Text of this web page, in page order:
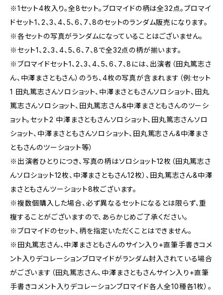
※1セット4枚入り。全8セット。ブロマイドの柄は全32点。ブロマイ
ドセット1、2、3、4、5、6、7、8のセットのランダム販売になります。
※各セットの写真がランダムになっていることはございません。
※セット1、2、3、4、5、6、7、8で全32点の柄が揃います。
※ブロマイドセット1、2、3、4、5、6、7、8には、出演者（田丸篤志さ
ん、中澤まさともさん）のうち、4枚の写真が含まれます（例:セット
1 田丸篤志さんソロショット、中澤まさともさんソロショット、田丸
篤志さんソロショット、田丸篤志さん&中澤まさともさんのツーシ
ョット。セット2 中澤まさともさんソロショット、田丸篤志さんソロ
ショット、中澤まさともさんソロショット、田丸篤志さん&中澤まさ
ともさんのツーショット等）
※出演者ひとりにつき、写真の柄はソロショット12枚（田丸篤志さ
んソロショット12枚、中澤まさともさん12枚）、田丸篤志さん&中澤
まさともさんツーショット8枚ございます。
※複数個購入した場合、必ず異なるセットになるとは限らず、重
複することがございますので、あらかじめご了承ください。
※ブロマイドのセット、柄を指定いただくことはできません。
※田丸篤志さん、中澤まさともさんのサイン入り+直筆手書きコメ
ント入りデコレーションブロマイドがランダム封入されている場合
がございます（田丸篤志さん、中澤まさともさんサイン入り+直筆
手書きコメント入りデコレーションブロマイド各人全10種各1枚）。